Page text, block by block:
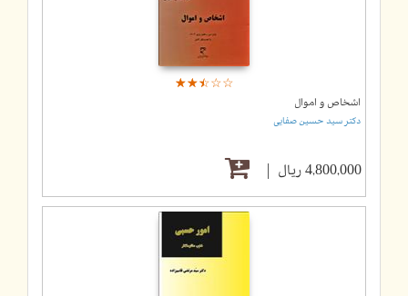
☆☆☆☆☆
★★★★★
اشخاص و اموال
دکتر سید حسین صفایی
4,800,000 ریال